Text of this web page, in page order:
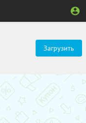
Загрузить